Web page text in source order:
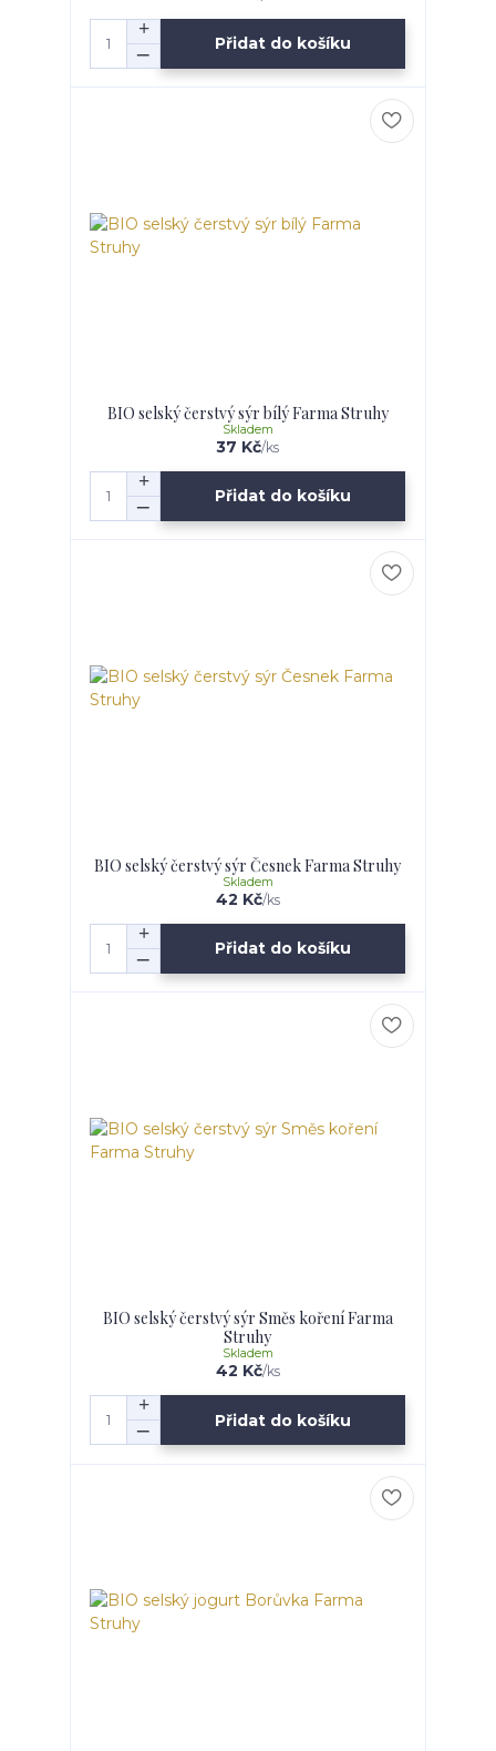
Přidat do košíku
BIO selský čerstvý sýr bílý Farma Struhy
37 Kč/ks
Skladem
Přidat do košíku
BIO selský čerstvý sýr Česnek Farma Struhy
42 Kč/ks
Skladem
Přidat do košíku
BIO selský čerstvý sýr Směs koření Farma
Struhy
42 Kč/ks
Skladem
Přidat do košíku